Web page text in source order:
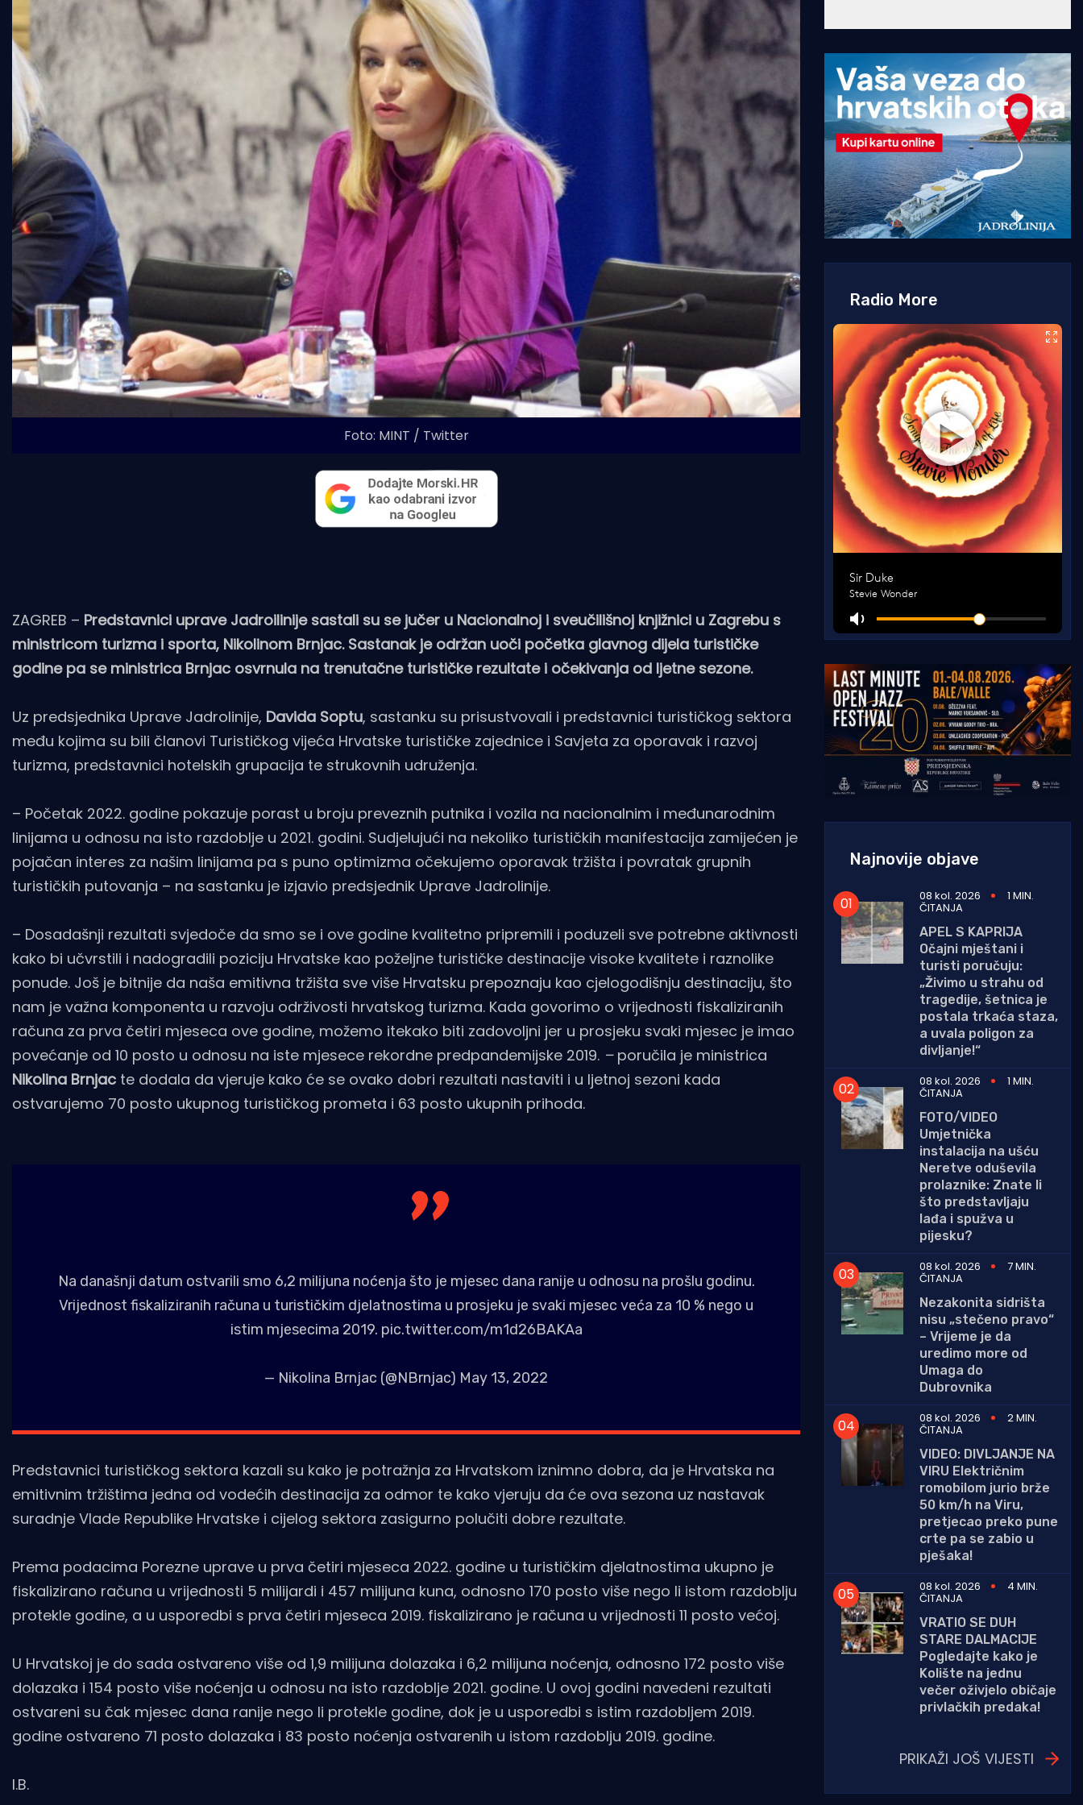
Foto: MINT / Twitter
ZAGREB – Predstavnici uprave Jadroilinije sastali su se jučer u Nacionalnoj i sveučilišnoj knjižnici u Zagrebu s
ministricom turizma i sporta, Nikolinom Brnjac. Sastanak je održan uoči početka glavnog dijela turističke
godine pa se ministrica Brnjac osvrnula na trenutačne turističke rezultate i očekivanja od ljetne sezone.
Uz predsjednika Uprave Jadrolinije, Davida Soptu, sastanku su prisustvovali i predstavnici turističkog sektora
među kojima su bili članovi Turističkog vijeća Hrvatske turističke zajednice i Savjeta za oporavak i razvoj
turizma, predstavnici hotelskih grupacija te strukovnih udruženja.
– Početak 2022. godine pokazuje porast u broju preveznih putnika i vozila na nacionalnim i međunarodnim
linijama u odnosu na isto razdoblje u 2021. godini. Sudjelujući na nekoliko turističkih manifestacija zamijećen je
pojačan interes za našim linijama pa s puno optimizma očekujemo oporavak tržišta i povratak grupnih
turističkih putovanja – na sastanku je izjavio predsjednik Uprave Jadrolinije.
– Dosadašnji rezultati svjedoče da smo se i ove godine kvalitetno pripremili i poduzeli sve potrebne aktivnosti
kako bi učvrstili i nadogradili poziciju Hrvatske kao poželjne turističke destinacije visoke kvalitete i raznolike
ponude. Još je bitnije da naša emitivna tržišta sve više Hrvatsku prepoznaju kao cjelogodišnju destinaciju, što
nam je važna komponenta u razvoju održivosti hrvatskog turizma. Kada govorimo o vrijednosti fiskaliziranih
računa za prva četiri mjeseca ove godine, možemo itekako biti zadovoljni jer u prosjeku svaki mjesec je imao
povećanje od 10 posto u odnosu na iste mjesece rekordne predpandemijske 2019. –poručila je ministrica
Nikolina Brnjac te dodala da vjeruje kako će se ovako dobri rezultati nastaviti i u ljetnoj sezoni kada
ostvarujemo 70 posto ukupnog turističkog prometa i 63 posto ukupnih prihoda.
Na današnji datum ostvarili smo 6,2 milijuna noćenja što je mjesec dana ranije u odnosu na prošlu godinu.
Vrijednost fiskaliziranih računa u turističkim djelatnostima u prosjeku je svaki mjesec veća za 10 % nego u
istim mjesecima 2019. pic.twitter.com/m1d26BAKAa
— Nikolina Brnjac (@NBrnjac) May 13, 2022
Predstavnici turističkog sektora kazali su kako je potražnja za Hrvatskom iznimno dobra, da je Hrvatska na
emitivnim tržištima jedna od vodećih destinacija za odmor te kako vjeruju da će ova sezona uz nastavak
suradnje Vlade Republike Hrvatske i cijelog sektora zasigurno polučiti dobre rezultate.
Prema podacima Porezne uprave u prva četiri mjeseca 2022. godine u turističkim djelatnostima ukupno je
fiskalizirano računa u vrijednosti 5 milijardi i 457 milijuna kuna, odnosno 170 posto više nego li istom razdoblju
protekle godine, a u usporedbi s prva četiri mjeseca 2019. fiskalizirano je računa u vrijednosti 11 posto većoj.
U Hrvatskoj je do sada ostvareno više od 1,9 milijuna dolazaka i 6,2 milijuna noćenja, odnosno 172 posto više
dolazaka i 154 posto više noćenja u odnosu na isto razdoblje 2021. godine. U ovoj godini navedeni rezultati
ostvareni su čak mjesec dana ranije nego li protekle godine, dok je u usporedbi s istim razdobljem 2019.
godine ostvareno 71 posto dolazaka i 83 posto noćenja ostvarenih u istom razdoblju 2019. godine.
I.B.
Radio More
Najnovije objave
08 kol. 2026 1 MIN.
ČITANJA
APEL S KAPRIJA
Očajni mještani i
turisti poručuju:
„Živimo u strahu od
tragedije, šetnica je
postala trkaća staza,
a uvala poligon za
divljanje!“
08 kol. 2026
1 MIN.
ČITANJA
FOTO/VIDEO
Umjetnička
instalacija na ušću
Neretve oduševila
prolaznike: Znate li
što predstavljaju
lađa i spužva u
pijesku?
08 kol. 2026
7 MIN.
ČITANJA
Nezakonita sidrišta
nisu „stečeno pravo“
– Vrijeme je da
uredimo more od
Umaga do
Dubrovnika
08 kol. 2026
2 MIN.
ČITANJA
VIDEO: DIVLJANJE NA
VIRU Električnim
romobilom jurio brže
50 km/h na Viru,
pretjecao preko pune
crte pa se zabio u
pješaka!
08 kol. 2026
4 MIN.
ČITANJA
VRATIO SE DUH
STARE DALMACIJE
Pogledajte kako je
Kolište na jednu
večer oživjelo običaje
privlačkih predaka!
PRIKAŽI JOŠ VIJESTI